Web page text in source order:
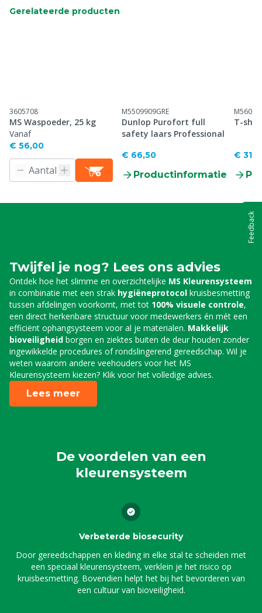
Gerelateerde producten
3605708
MS Waspoeder, 25 kg
Vanaf
€ 56,00
M5509909GRE
Dunlop Purofort full
safety laars Professional
€ 66,50
Productinformatie
T-
€
Twijfel je nog? Lees ons advies
Ontdek hoe het slimme en overzichtelijke MS Kleurensysteem
in combinatie met een strak hygiëneprotocol kruisbesmetting
tussen afdelingen voorkomt, met tot 100% visuele controle,
een direct herkenbare structuur voor medewerkers én mét een
efficiënt ophangsysteem voor al je materialen. Makkelijk
bioveiligheid borgen en ziektes buiten de deur houden zonder
ingewikkelde procedures of rondslingerend gereedschap. Wil je
weten waarom andere veehouders voor het MS
Kleurensysteem kiezen? Klik voor het volledige advies.
Lees meer
De voordelen van een
kleurensysteem
Verbeterde biosecurity
Door gereedschappen en kleding in elke stal te scheiden met
een speciaal kleurensysteem, verklein je het risico op
kruisbesmetting. Bovendien helpt het bij het bevorderen van
een cultuur van bioveiligheid.
Feedback